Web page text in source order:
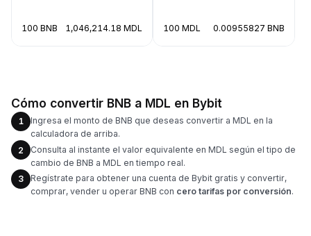
100 BNB 1,046,214.18 MDL 100 MDL 0.00955827 BNB
Cómo convertir BNB a MDL en Bybit
1
Ingresa el monto de BNB que deseas convertir a MDL en la
calculadora de arriba.
2
Consulta al instante el valor equivalente en MDL según el tipo de
cambio de BNB a MDL en tiempo real.
3
Regístrate para obtener una cuenta de Bybit gratis y convertir,
comprar, vender u operar BNB con cero tarifas por conversión.